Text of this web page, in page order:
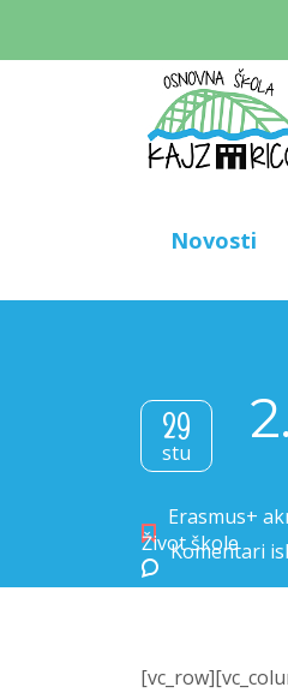
Novosti
29
stu
Erasmus+
Život škole
Komentari